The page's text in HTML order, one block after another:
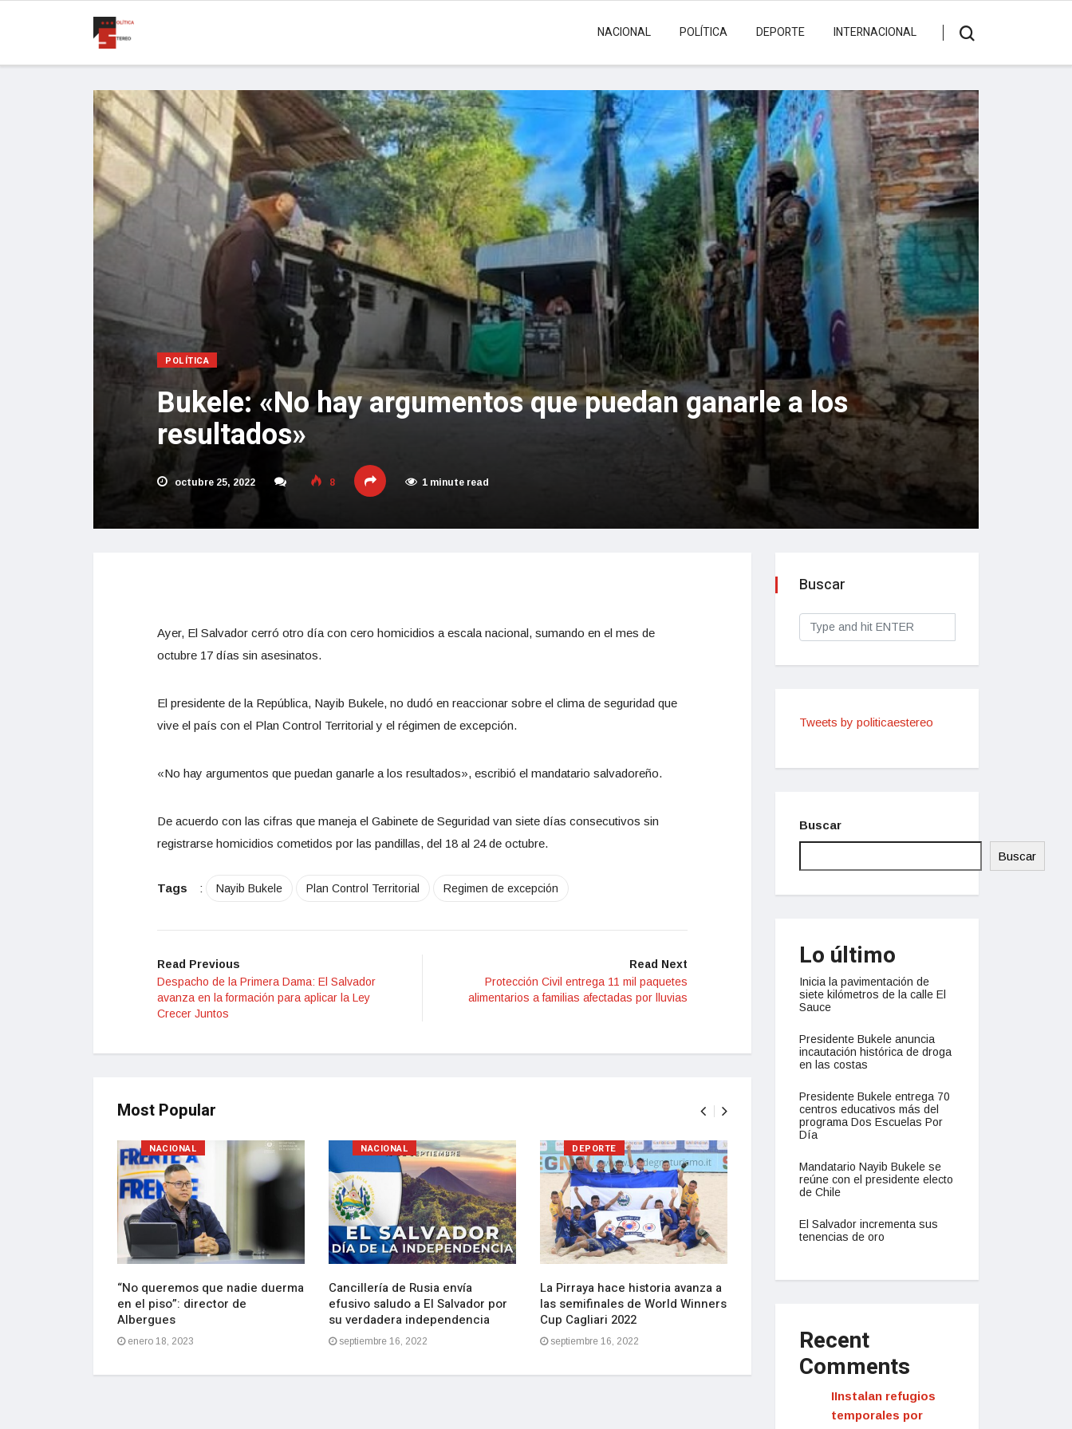
NACIONAL POLÍTICA DEPORTE INTERNACIONAL
POLÍTICA
Bukele: «No hay argumentos que puedan ganarle a los
resultados»
octubre 25, 2022 8 1 minute read
Ayer, El Salvador cerró otro día con cero homicidios a escala nacional, sumando en el mes de
octubre 17 días sin asesinatos.
El presidente de la República, Nayib Bukele, no dudó en reaccionar sobre el clima de seguridad que
vive el país con el Plan Control Territorial y el régimen de excepción.
«No hay argumentos que puedan ganarle a los resultados», escribió el mandatario salvadoreño.
De acuerdo con las cifras que maneja el Gabinete de Seguridad van siete días consecutivos sin
registrarse homicidios cometidos por las pandillas, del 18 al 24 de octubre.
Tags : Nayib Bukele Plan Control Territorial Regimen de excepción
Read Previous
Despacho de la Primera Dama: El Salvador
avanza en la formación para aplicar la Ley
Crecer Juntos
Read Next
Protección Civil entrega 11 mil paquetes
alimentarios a familias afectadas por lluvias
Most Popular
NACIONAL
“No queremos que nadie duerma
en el piso”: director de
Albergues
enero 18, 2023
NACIONAL
Cancillería de Rusia envía
efusivo saludo a El Salvador por
su verdadera independencia
septiembre 16, 2022
DEPORTE
La Pirraya hace historia avanza a
las semifinales de World Winners
Cup Cagliari 2022
septiembre 16, 2022 septiembre 16, 2022
Buscar
Tweets by politicaestereo
Buscar
Buscar
Lo último
Inicia la pavimentación de
siete kilómetros de la calle El
Sauce
Presidente Bukele anuncia
incautación histórica de droga
en las costas
Presidente Bukele entrega 70
centros educativos más del
programa Dos Escuelas Por
Día
Mandatario Nayib Bukele se
reúne con el presidente electo
de Chile
El Salvador incrementa sus
tenencias de oro
Recent
Comments
IInstalan refugios
temporales por